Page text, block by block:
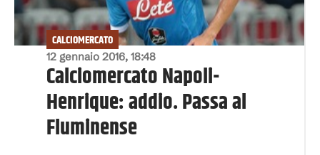
12 gennaio 2016, 18:48
CALCIOMERCATO
Calciomercato Napoli-
Henrique: addio. Passa al
Fluminense